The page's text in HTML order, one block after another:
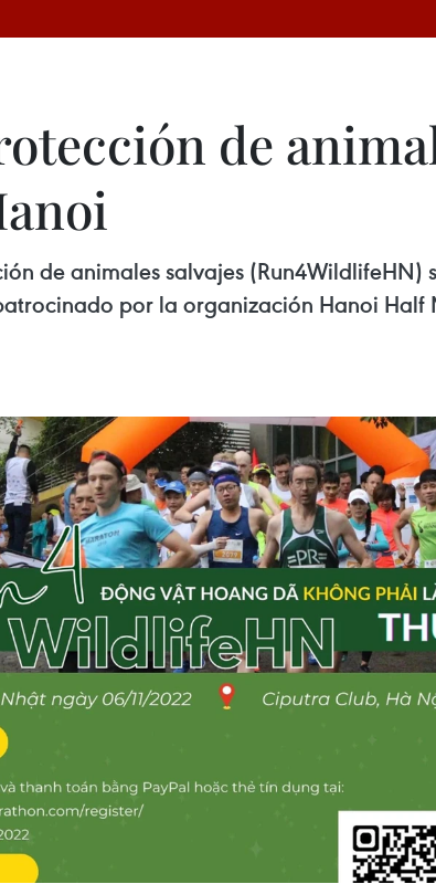
de
de animales salvajes
por la organización Hanoi